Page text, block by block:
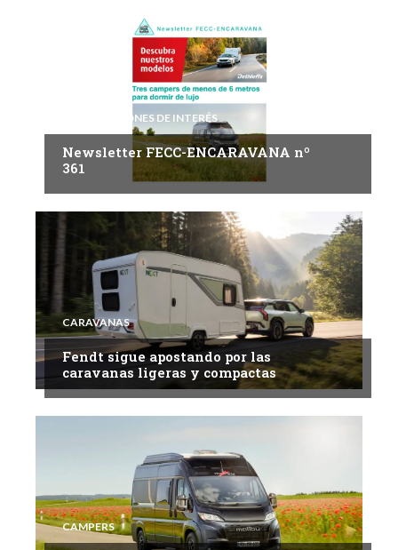
INFORMACIONES DE INTERÉS
Newsletter FECC-ENCARAVANA nº
361
CARAVANAS
Fendt sigue apostando por las
caravanas ligeras y compactas
CAMPERS